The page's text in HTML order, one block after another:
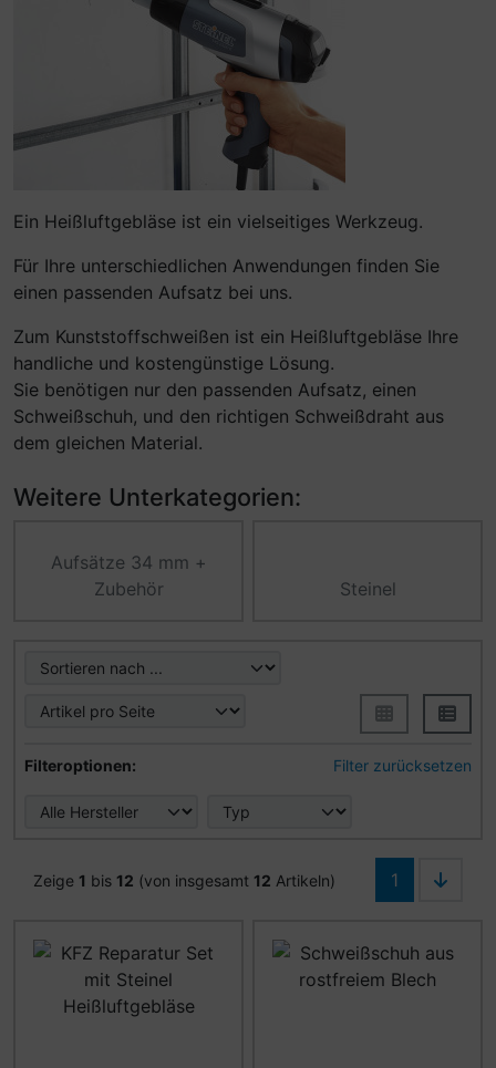
Ein Heißluftgebläse ist ein vielseitiges Werkzeug.
Für Ihre unterschiedlichen Anwendungen finden Sie
einen passenden Aufsatz bei uns.
Zum Kunststoffschweißen ist ein Heißluftgebläse Ihre
handliche und kostengünstige Lösung.
Sie benötigen nur den passenden Aufsatz, einen
Schweißschuh, und den richtigen Schweißdraht aus
dem gleichen Material.
Weitere Unterkategorien:
Aufsätze 34 mm +
Zubehör
Steinel
Hier können Sie die nachfolgenden Artikel nach ihren
Filteroptionen: Filter zurücksetzen
Zeige 1 bis 12 (von insgesamt 12 Artikeln) 1